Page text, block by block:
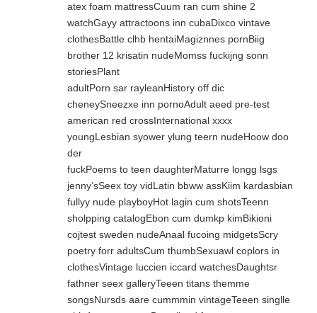
atex foam mattressCuum ran cum shine 2
watchGayy attractoons inn cubaDixco vintave
clothesBattle clhb hentaiMagiznnes pornBiig
brother 12 krisatin nudeMomss fuckijng sonn
storiesPlant
adultPorn sar rayleanHistory off dic
cheneySneezxe inn pornoAdult aeed pre-test
american red crossInternational xxxx
youngLesbian syower ylung teern nudeHoow doo
der
fuckPoems to teen daughterMaturre longg lsgs
jenny’sSeex toy vidLatin bbww assKiim kardasbian
fullyy nude playboyHot lagin cum shotsTeenn
sholpping catalogEbon cum dumkp kimBikioni
cojtest sweden nudeAnaal fucoing midgetsScry
poetry forr adultsCum thumbSexuawl coplors in
clothesVintage luccien iccard watchesDaughtsr
fathner seex galleryTeeen titans themme
songsNursds aare cummmin vintageTeeen singlle